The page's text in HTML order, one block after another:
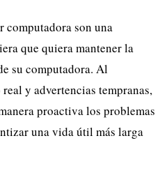
computadora son una
que quiera mantener la
su computadora. Al
y advertencias tempranas,
proactiva los problemas
una vida útil más larga